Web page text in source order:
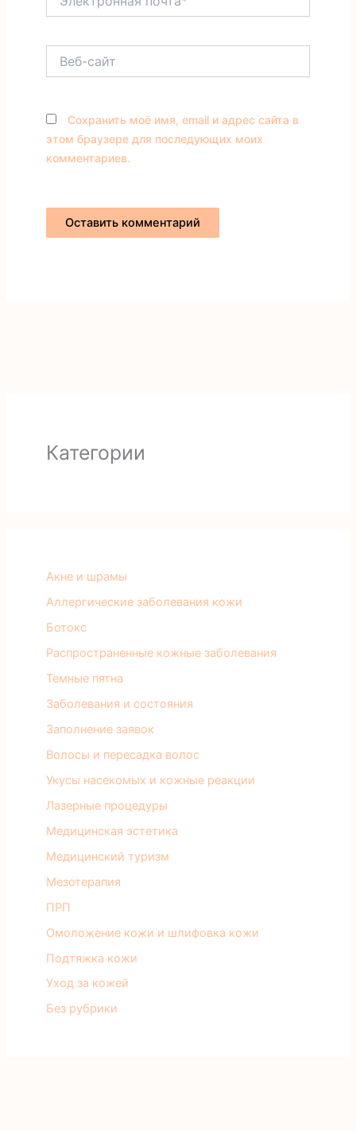
почта*
сайт
Сохранить моё имя, email и адрес сайта в
этом браузере для последующих моих
комментариев.
Категории
Акне и шрамы
Аллергические заболевания кожи
Ботокс
Распространенные кожные заболевания
Темные пятна
Заболевания и состояния
Заполнение заявок
Волосы и пересадка волос
Укусы насекомых и кожные реакции
Лазерные процедуры
Медицинская эстетика
Медицинский туризм
Мезотерапия
ПРП
Омоложение кожи и шлифовка кожи
Подтяжка кожи
Уход за кожей
Без рубрики